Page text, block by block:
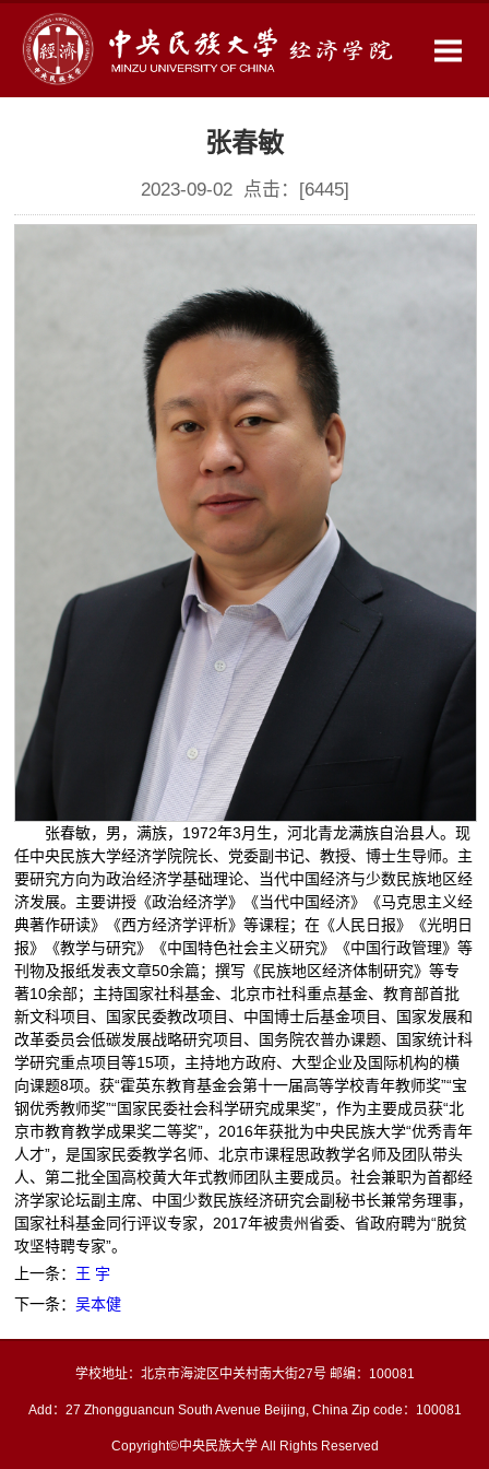
张春敏
2023-09-02 点击：[6445]
张春敏，男，满族，1972年3月生，河北青龙满族自治县人。现
任中央民族大学经济学院院长、党委副书记、教授、博士生导师。主
要研究方向为政治经济学基础理论、当代中国经济与少数民族地区经
济发展。主要讲授《政治经济学》《当代中国经济》《马克思主义经
典著作研读》《西方经济学评析》等课程；在《人民日报》《光明日
报》《教学与研究》《中国特色社会主义研究》《中国行政管理》等
刊物及报纸发表文章50余篇；撰写《民族地区经济体制研究》等专
著10余部；主持国家社科基金、北京市社科重点基金、教育部首批
新文科项目、国家民委教改项目、中国博士后基金项目、国家发展和
改革委员会低碳发展战略研究项目、国务院农普办课题、国家统计科
学研究重点项目等15项，主持地方政府、大型企业及国际机构的横
向课题8项。获“霍英东教育基金会第十一届高等学校青年教师奖”“宝
钢优秀教师奖”“国家民委社会科学研究成果奖”，作为主要成员获“北
京市教育教学成果奖二等奖”，2016年获批为中央民族大学“优秀青年
人才”，是国家民委教学名师、北京市课程思政教学名师及团队带头
人、第二批全国高校黄大年式教师团队主要成员。社会兼职为首都经
济学家论坛副主席、中国少数民族经济研究会副秘书长兼常务理事，
国家社科基金同行评议专家，2017年被贵州省委、省政府聘为“脱贫
攻坚特聘专家”。
上一条： 王 宇
下一条：吴本健
学校地址：北京市海淀区中关村南大街27号 邮编：100081
Add：27 Zhongguancun South Avenue Beijing, China Zip code：100081
Copyright©中央民族大学 All Rights Reserved